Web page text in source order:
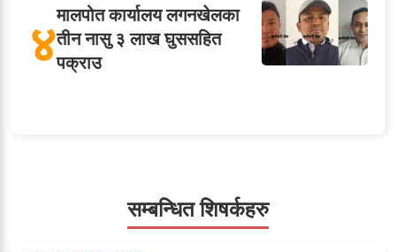
४मालपोत कार्यालय लगनखेलका
तीन नासु ३ लाख घुससहित
पक्राउ
सम्बन्धित शिषर्कहरु